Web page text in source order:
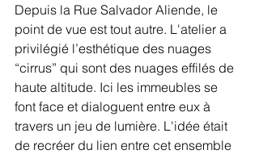
Depuis la Rue Salvador Aliende, le
point de vue est tout autre. L'atelier a
privilégié l’esthétique des nuages
“cirrus” qui sont des nuages effilés de
haute altitude. Ici les immeubles se
font face et dialoguent entre eux à
travers un jeu de lumière. L'idée était
de recréer du lien entre cet ensemble